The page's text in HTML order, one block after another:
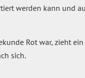
werden kann und
Rot war, zieht
sich.